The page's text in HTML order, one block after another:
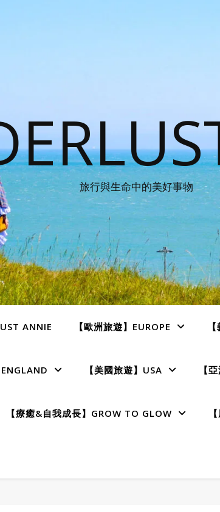
旅行與生命中的美好事物
ANNIE 【歐洲旅遊】EUROPE
【美國旅遊】USA 【
【療癒&自我成長】GROW TO GLOW